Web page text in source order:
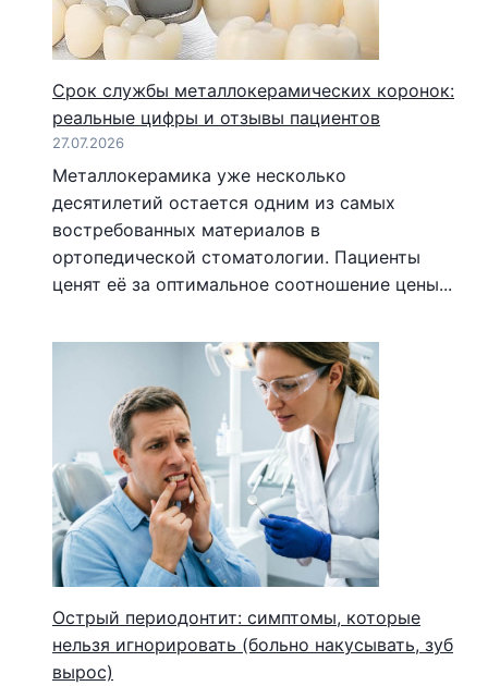
Срок службы металлокерамических коронок:
реальные цифры и отзывы пациентов
27.07.2026
Металлокерамика уже несколько
десятилетий остается одним из самых
востребованных материалов в
ортопедической стоматологии. Пациенты
ценят её за оптимальное соотношение цены...
Острый периодонтит: симптомы, которые
нельзя игнорировать (больно накусывать, зуб
вырос)